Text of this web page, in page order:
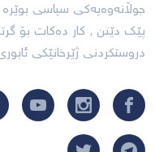
جوڵانەوەیەکی سیاسی بوێرە
پێک دێنن , کار دەکات بۆ
دروستکردنی ژێرخانێکی